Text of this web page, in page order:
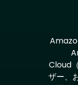
Cloud
ザー、